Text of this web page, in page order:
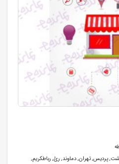
پرديس, تهران, دماوند, رئ, رباطكريم,